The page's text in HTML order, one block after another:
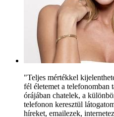
"Teljes mértékkel
fél életemet a telefonomban
órájában chatelek, a
telefonon keresztül
híreket, emailezek,